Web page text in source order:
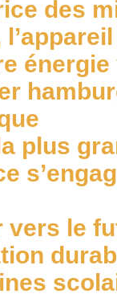
des
plus
vers le